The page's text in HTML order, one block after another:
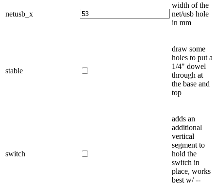
netusb_x
width of the
net/usb hole
in mm
stable
draw some
holes to put a
1/4" dowel
through at
the base and
top
switch
adds an
additional
vertical
segment to
hold the
switch in
place, works
best w/ --